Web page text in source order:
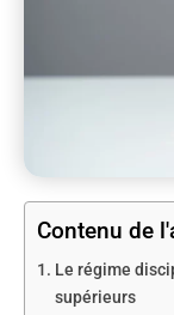
Contenu de
Le régime
supérieurs